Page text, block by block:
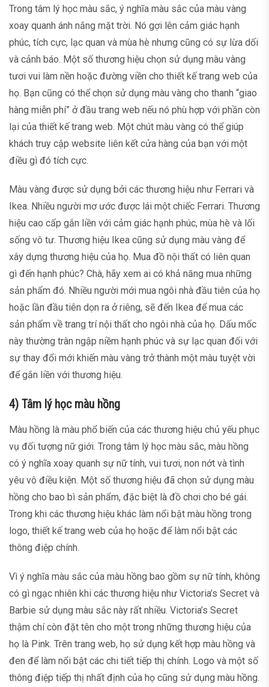
Trong tâm lý học màu sắc, ý nghĩa màu sắc của màu vàng
xoay quanh ánh nắng mặt trời. Nó gợi lên cảm giác hạnh
phúc, tích cực, lạc quan và mùa hè nhưng cũng có sự lừa dối
và cảnh báo. Một số thương hiệu chọn sử dụng màu vàng
tươi vui làm nền hoặc đường viền cho thiết kế trang web của
họ. Bạn cũng có thể chọn sử dụng màu vàng cho thanh “giao
hàng miễn phí” ở đầu trang web nếu nó phù hợp với phần còn
lại của thiết kế trang web. Một chút màu vàng có thể giúp
khách truy cập website liên kết cửa hàng của bạn với một
điều gì đó tích cực.
Màu vàng được sử dụng bởi các thương hiệu như Ferrari và
Ikea. Nhiều người mơ ước được lái một chiếc Ferrari. Thương
hiệu cao cấp gắn liền với cảm giác hạnh phúc, mùa hè và lối
sống vô tư. Thương hiệu Ikea cũng sử dụng màu vàng để
xây dựng thương hiệu của họ. Mua đồ nội thất có liên quan
gì đến hạnh phúc? Chà, hãy xem ai có khả năng mua những
sản phẩm đó. Nhiều người mới mua ngôi nhà đầu tiên của họ
hoặc lần đầu tiên dọn ra ở riêng, sẽ đến Ikea để mua các
sản phẩm về trang trí nội thất cho ngôi nhà của họ. Dấu mốc
này thường tràn ngập niềm hạnh phúc và sự lạc quan đối với
sự thay đổi mới khiến màu vàng trở thành một màu tuyệt vời
để gắn liền với thương hiệu.
4) Tâm lý học màu hồng
Màu hồng là màu phổ biến của các thương hiệu chủ yếu phục
vụ đối tượng nữ giới. Trong tâm lý học màu sắc, màu hồng
có ý nghĩa xoay quanh sự nữ tính, vui tươi, non nớt và tình
yêu vô điều kiện. Một số thương hiệu đã chọn sử dụng màu
hồng cho bao bì sản phẩm, đặc biệt là đồ chơi cho bé gái.
Trong khi các thương hiệu khác làm nổi bật màu hồng trong
logo, thiết kế trang web của họ hoặc để làm nổi bật các
thông điệp chính.
Vì ý nghĩa màu sắc của màu hồng bao gồm sự nữ tính, không
có gì ngạc nhiên khi các thương hiệu như Victoria’s Secret và
Barbie sử dụng màu sắc này rất nhiều. Victoria’s Secret
thậm chí còn đặt tên cho một trong những thương hiệu của
họ là Pink. Trên trang web, họ sử dụng kết hợp màu hồng và
đen để làm nổi bật các chi tiết tiếp thị chính. Logo và một số
thông điệp tiếp thị nhất định của họ cũng sử dụng màu hồng.